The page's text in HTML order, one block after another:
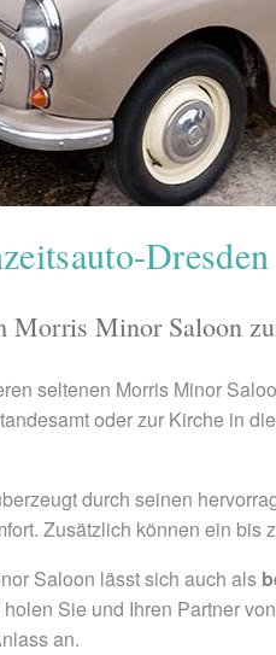
Dresden
Morris Minor Saloon
seltenen Morris Minor
oder zur Kirche in
durch seinen
Zusätzlich können ein bis
Saloon lässt sich auch als
Sie und Ihren Partner
an.